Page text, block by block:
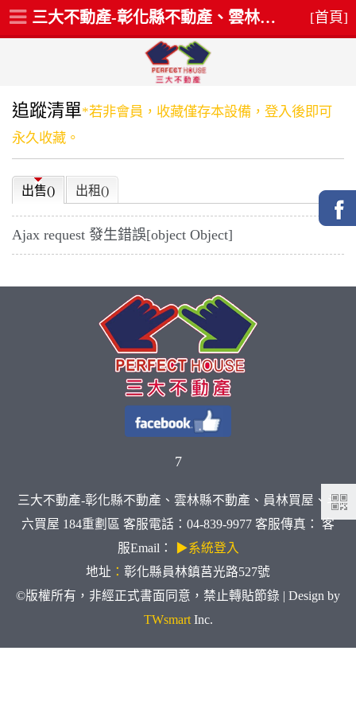
追蹤清單*若非會員，收藏僅存本設備，登入後即可
永久收藏。
出售() 出租()
Ajax request 發生錯誤[object Object]
7
三大不動產-彰化縣不動產、雲林縣不動產、員林買屋、斗
六買屋 184重劃區 客服電話：04-839-9977 客服傳真： 客
服Email：
▶系統登入
地址 ： 彰化縣員林鎮莒光路527號
©版權所有，非經正式書面同意，禁止轉貼節錄 | Design by
TWsmartInc.
三大不動產-彰化縣不動產、雲林縣不動產、員林買屋、斗六買屋 [首頁]